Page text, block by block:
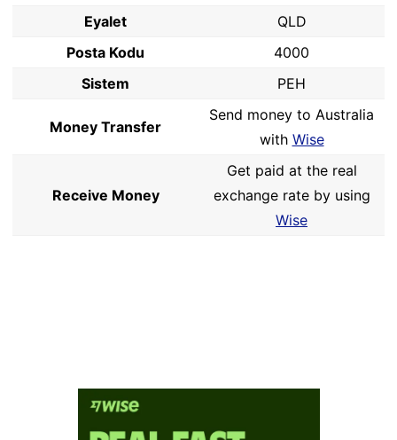
Eyalet
QLD
Posta Kodu
4000
Sistem
PEH
Money Transfer
Send money to Australia
with Wise
Receive Money
Get paid at the real
exchange rate by using
Wise